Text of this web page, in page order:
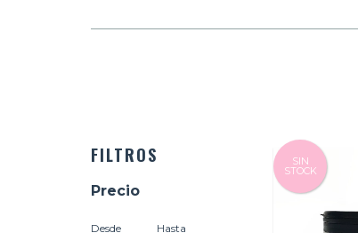
FILTROS
Precio
Desde Hasta
SIN
STOCK